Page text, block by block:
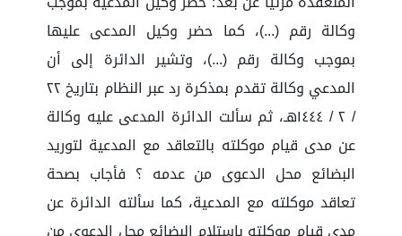
وكالة رقم (...)، كما حضر وكيل المدعى عليها
بموجب وكالة رقم (...)، وتشير الدائرة إلى أن
المدعي وكالة تقدم بمذكرة رد عبر النظام بتاريخ ٢٢
/ ٢ / ١٤٤٤هـ، ثم سألت الدائرة المدعى عليه وكالة
عن مدى قيام موكلته بالتعاقد مع المدعية لتوريد
البضائع محل الدعوى من عدمه ؟ فأجاب بصحة
تعاقد موكلته مع المدعية، كما سألته الدائرة عن